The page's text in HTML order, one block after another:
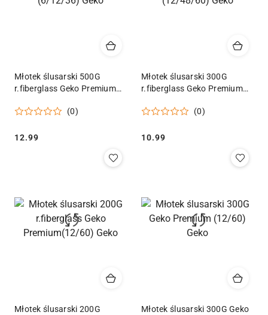
Młotek ślusarski 500G
r.fiberglass Geko Premium
(0)
Cena:
12.99
Młotek ślusarski 300G
r.fiberglass Geko Premium
(0)
Cena:
10.99
Młotek ślusarski 200G
Młotek ślusarski 300G Geko